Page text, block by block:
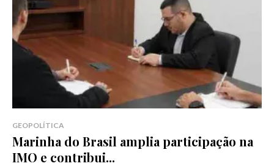
GEOPOLÍTICA
Marinha do Brasil amplia participação na
IMO e contribui...